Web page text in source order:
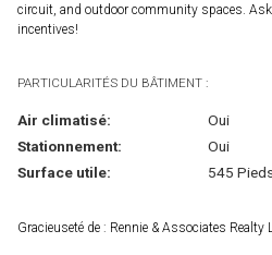
circuit, and outdoor community spaces.
incentives!
PARTICULARITÉS DU BÂTIMENT :
Air climatisé:
Oui
Stationnement:
Oui
Surface utile:
545
Gracieuseté de : Rennie & Associates